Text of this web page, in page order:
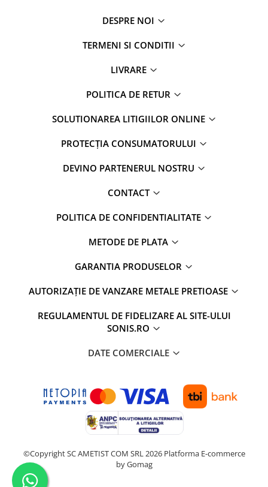
DESPRE NOI
TERMENI SI CONDITII
LIVRARE
POLITICA DE RETUR
SOLUTIONAREA LITIGIILOR ONLINE
PROTECȚIA CONSUMATORULUI
DEVINO PARTENERUL NOSTRU
CONTACT
POLITICA DE CONFIDENTIALITATE
METODE DE PLATA
GARANTIA PRODUSELOR
AUTORIZAȚIE DE VANZARE METALE PRETIOASE
REGULAMENTUL DE FIDELIZARE AL SITE-ULUI
SONIS.RO
DATE COMERCIALE
©Copyright SC AMETIST COM SRL 2026 Platforma E-commerce
by Gomag